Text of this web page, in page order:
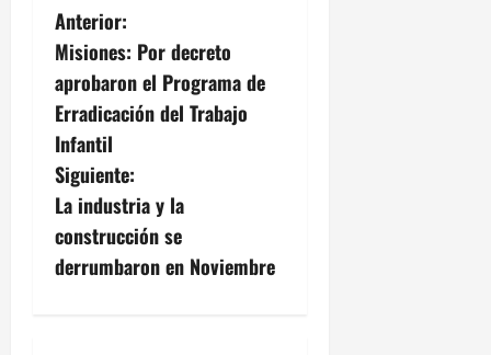
N
a
v
e
g
a
Anterior:
Misiones: Por decreto
aprobaron el Programa de
Erradicación del Trabajo
Infantil
Siguiente:
La industria y la
construcción se
derrumbaron en Noviembre